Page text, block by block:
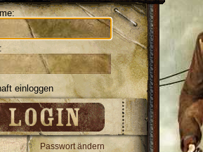
einloggen
Passwort ändern